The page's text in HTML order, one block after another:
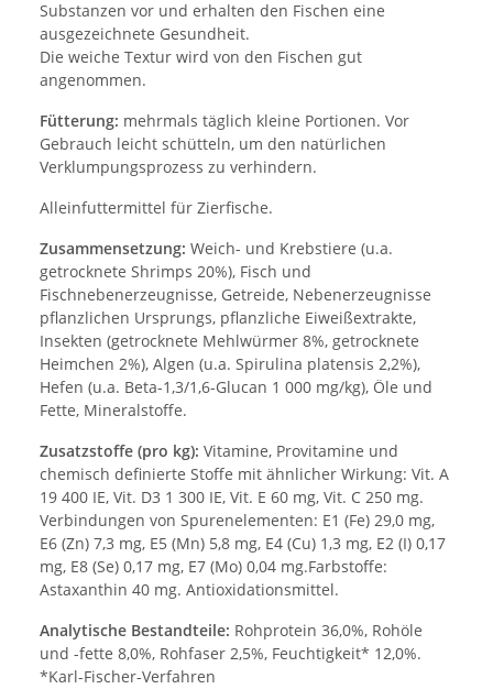
Substanzen vor und erhalten den Fischen eine
ausgezeichnete Gesundheit.
Die weiche Textur wird von den Fischen gut
angenommen.
Fütterung: mehrmals täglich kleine Portionen. Vor
Gebrauch leicht schütteln, um den natürlichen
Verklumpungsprozess zu verhindern.
Alleinfuttermittel für Zierfische.
Zusammensetzung: Weich- und Krebstiere (u.a.
getrocknete Shrimps 20%), Fisch und
Fischnebenerzeugnisse, Getreide, Nebenerzeugnisse
pflanzlichen Ursprungs, pflanzliche Eiweißextrakte,
Insekten (getrocknete Mehlwürmer 8%, getrocknete
Heimchen 2%), Algen (u.a. Spirulina platensis 2,2%),
Hefen (u.a. Beta-1,3/1,6-Glucan 1 000 mg/kg), Öle und
Fette, Mineralstoffe.
Zusatzstoffe (pro kg): Vitamine, Provitamine und
chemisch definierte Stoffe mit ähnlicher Wirkung: Vit. A
19 400 IE, Vit. D3 1 300 IE, Vit. E 60 mg, Vit. C 250 mg.
Verbindungen von Spurenelementen: E1 (Fe) 29,0 mg,
E6 (Zn) 7,3 mg, E5 (Mn) 5,8 mg, E4 (Cu) 1,3 mg, E2 (I) 0,17
mg, E8 (Se) 0,17 mg, E7 (Mo) 0,04 mg.Farbstoffe:
Astaxanthin 40 mg. Antioxidationsmittel.
Analytische Bestandteile: Rohprotein 36,0%, Rohöle
und -fette 8,0%, Rohfaser 2,5%, Feuchtigkeit* 12,0%.
*Karl-Fischer-Verfahren